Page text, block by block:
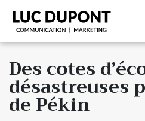
Des cotes
désastreuses
de Pékin